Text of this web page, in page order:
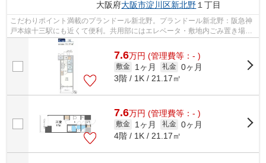
大阪府大阪市淀川区新北野 １丁目
こだわりポイント満載のプランドール新北野。プランドール新北野：阪急神
戸本線十三駅にも近くて便利。共用部にはエレベータ・敷地内ごみ置き場な
どが揃っており、とても充実していま...
7.6万円 (管理費等：- )
敷金 1ヶ月 礼金 0ヶ月
3階 / 1K / 21.17㎡
7.6万円 (管理費等：- )
敷金 1ヶ月 礼金 0ヶ月
4階 / 1K / 21.17㎡